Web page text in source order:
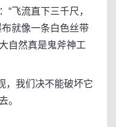
“飞流直下三千尺，
就像一条白色丝带
自然真是鬼斧神工
我们决不能破坏它
。